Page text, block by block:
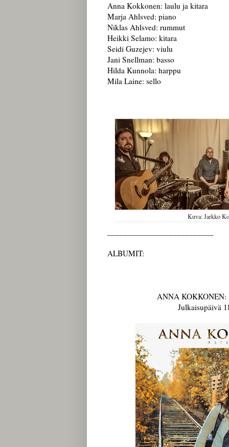
Anna Kokkonen: laulu ja kitara
Marja Ahlsved: piano
Niklas Ahlsved: rummut
Heikki Selamo: kitara
Seidi Guzejev: viulu
Jani Snellman: basso
Hilda Kunnola: harppu
Mila Laine: sello
Kuva: Jarkko
ALBUMIT:
ANNA
Julkaisupäivä